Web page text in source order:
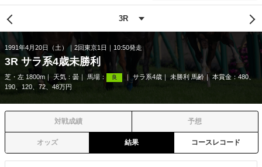
1991年4月20日（土） 2回東京1日 10:50発走
3R サラ系4歳未勝利
芝・左 1800m 天気： 曇 馬場： 良 サラ系4歳 未勝利 馬齢
本賞金：480、
190、120、72、48万円
対戦成績 予想
オッズ 結果 コースレコード